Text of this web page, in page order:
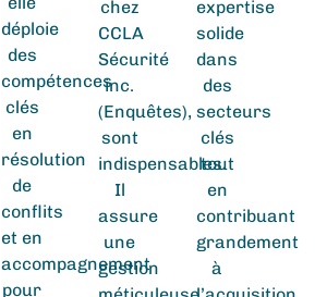
déploie
des
compétences
clés
en
résolution
de
conflits
et en
accompagnement
pour
chez
CCLA
Sécurité
inc.
(Enquêtes),
sont
indispensables.
Il
assure
une
gestion
expertise
solide
dans
des
secteurs
clés
tout
en
contribuant
grandement
à